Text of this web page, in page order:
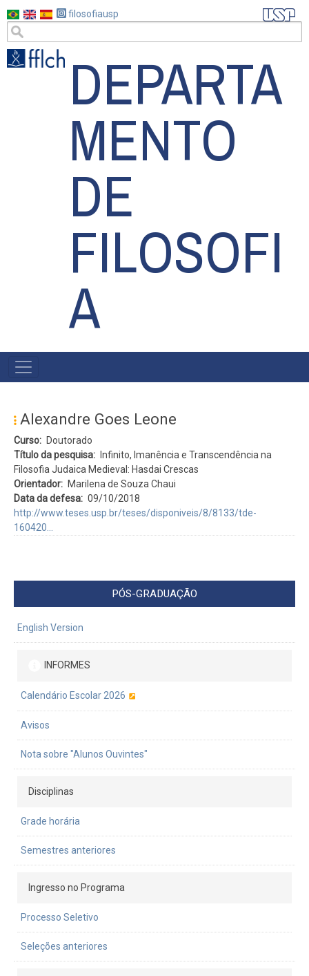
para
conteúdo
principal
filosofiausp
DEPARTA
MENTO
DE
FILOSOFI
A
#MENU
Alexandre Goes Leone
Curso
Doutorado
Título da pesquisa
Infinito, Imanência e Transcendência na
Filosofia Judaica Medieval: Hasdai Crescas
Orientador
Marilena de Souza Chaui
Data da defesa
09/10/2018
http://www.teses.usp.br/teses/disponiveis/8/8133/tde-
160420…
PÓS-GRADUAÇÃO
English Version
INFORMES
Calendário Escolar 2026
Avisos
Nota sobre "Alunos Ouvintes"
Disciplinas
Grade horária
Semestres anteriores
Ingresso no Programa
Processo Seletivo
Seleções anteriores